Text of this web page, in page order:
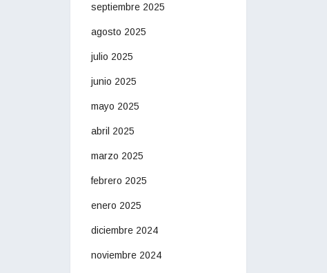
septiembre 2025
agosto 2025
julio 2025
junio 2025
mayo 2025
abril 2025
marzo 2025
febrero 2025
enero 2025
diciembre 2024
noviembre 2024